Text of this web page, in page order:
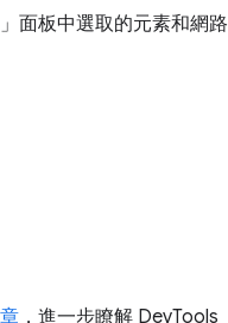
面板中選取的元素和網路
，進一步瞭解 DevTools